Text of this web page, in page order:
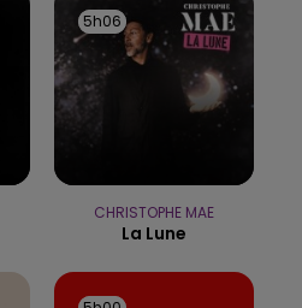
5h06
5h06
CHRISTOPHE MAE
La Lune